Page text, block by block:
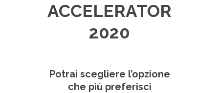
ACCELERATOR
2020
Potrai scegliere l’opzione
che più preferisci